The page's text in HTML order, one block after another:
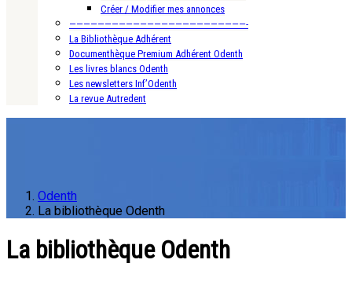
Créer / Modifier mes annonces
—————————————————————————-
La Bibliothèque Adhérent
Documenthèque Premium Adhérent Odenth
Les livres blancs Odenth
Les newsletters Inf’Odenth
La revue Autredent
Odenth
La bibliothèque Odenth
La bibliothèque Odenth